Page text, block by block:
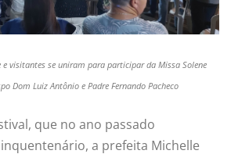
e visitantes se uniram para participar da Missa Solene
Dom Luiz Antônio e Padre Fernando Pacheco
que no ano passado
a prefeita Michelle